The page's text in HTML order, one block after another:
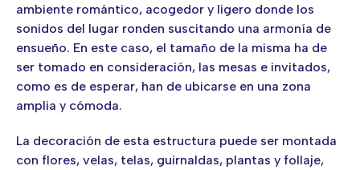
ambiente romántico, acogedor y ligero donde los
sonidos del lugar ronden suscitando una armonía de
ensueño. En este caso, el tamaño de la misma ha de
ser tomado en consideración, las mesas e invitados,
como es de esperar, han de ubicarse en una zona
amplia y cómoda.
La decoración de esta estructura puede ser montada
con flores, velas, telas, guirnaldas, plantas y follaje,